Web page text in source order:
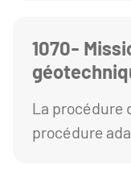
1070-
La procédure
procédure